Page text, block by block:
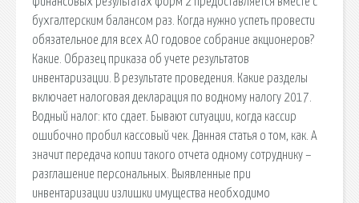
бухгалтерским балансом раз. Когда нужно успеть провести
обязательное для всех АО годовое собрание акционеров?
Какие. Образец приказа об учете результатов
инвентаризации. В результате проведения. Какие разделы
включает налоговая декларация по водному налогу 2017.
Водный налог: кто сдает. Бывают ситуации, когда кассир
ошибочно пробил кассовый чек. Данная статья о том, как. А
значит передача копии такого отчета одному сотруднику –
разглашение персональных. Выявленные при
инвентаризации излишки имущества необходимо